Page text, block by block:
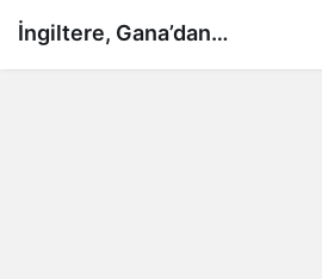
İngiltere, Gana’dan